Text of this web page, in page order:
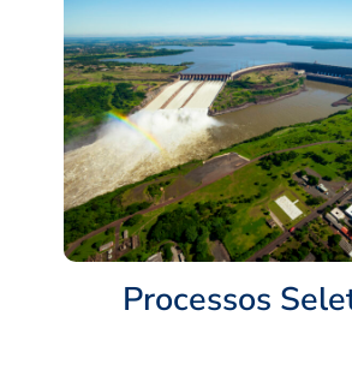
Processos